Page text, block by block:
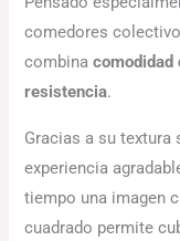
comedores
combinacomodidad
resistencia.
Gracias a su textura
experiencia
tiempo una imagen
cuadrado permite